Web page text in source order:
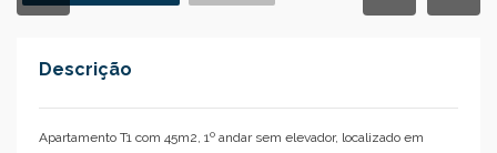
Descrição
Apartamento T1 com 45m2, 1º andar sem elevador, localizado em